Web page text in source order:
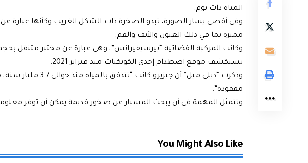
المياه ذات يوم.
وفي أقصى يسار الصورة، تبدو الصخرة ذات الشكل الغريب وكأنها
مميزة بما في ذلك العيون والأنف والفم.
وكانت المركبة الفضائية “بيرسيفيرانس”، وهي عبارة عن مختبر متنقل
تستكشف موقع اصطدام إحدى الكويكبات منذ فبراير 2021.
وذكرت “ديلي ميل” أن
مفقودة”.
وتتمثل المهمة في أن يبحث المسبار عن صخور قديمة يمكن أن توفر
You Might Also Like